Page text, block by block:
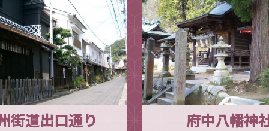
街道出口通り 府中八幡神